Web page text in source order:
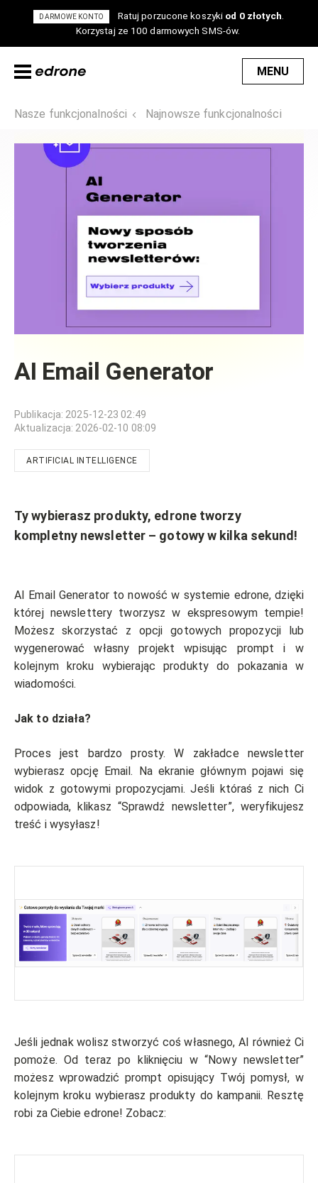
DARMOWE KONTO Ratuj porzucone koszyki od 0 złotych
Korzystaj ze 100 darmowych SMS-ów.
MENU
Nasze funkcjonalności Najnowsze funkcjonalności
AI Email Generator
Publikacja: 2025-12-23 02:49
Aktualizacja: 2026-02-10 08:09
ARTIFICIAL INTELLIGENCE
Ty wybierasz produkty, edrone tworzy
kompletny newsletter – gotowy w kilka sekund!
AI Email Generator to nowość w systemie edrone, dzięki
której newslettery tworzysz w ekspresowym tempie!
Możesz skorzystać z opcji gotowych propozycji lub
wygenerować własny projekt wpisując prompt i w
kolejnym kroku wybierając produkty do pokazania w
wiadomości.
Jak to działa?
Proces jest bardzo prosty. W zakładce newsletter
wybierasz opcję Email. Na ekranie głównym pojawi się
widok z gotowymi propozycjami. Jeśli któraś z nich Ci
odpowiada, klikasz “Sprawdź newsletter”, weryfikujesz
treść i wysyłasz!
Jeśli jednak wolisz stworzyć coś własnego, AI również Ci
pomoże. Od teraz po kliknięciu w “Nowy newsletter”
możesz wprowadzić prompt opisujący Twój pomysł, w
kolejnym kroku wybierasz produkty do kampanii. Resztę
robi za Ciebie edrone! Zobacz: